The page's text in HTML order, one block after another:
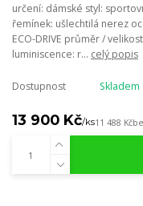
určení: dámské styl:
řemínek: ušlechtilá nerez
ECO-DRIVE průměr /
luminiscence: r... celý popis
Dostupnost Skladem
13 900 Kč/ks11 488 Kč